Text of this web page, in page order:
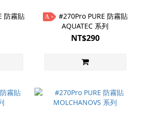
A
AQUATEC 系列
NT$290